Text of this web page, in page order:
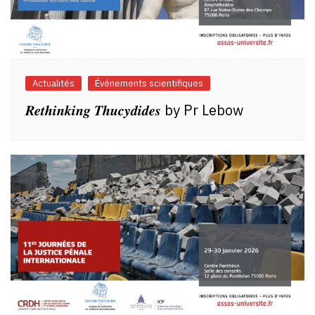
Actualités Événements scientifiques
𝑹𝒆𝒕𝒉𝒊𝒏𝒌𝒊𝒏𝒈 𝑻𝒉𝒖𝒄𝒚𝒅𝒊𝒅𝒆𝒔 by Pr Lebow